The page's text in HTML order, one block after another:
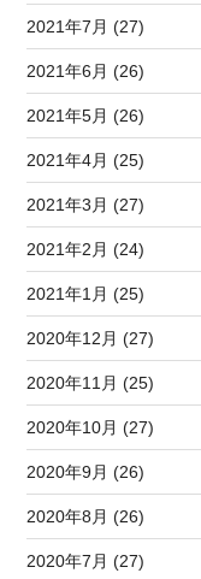
2021年7月 (27)
2021年6月 (26)
2021年5月 (26)
2021年4月 (25)
2021年3月 (27)
2021年2月 (24)
2021年1月 (25)
2020年12月 (27)
2020年11月 (25)
2020年10月 (27)
2020年9月 (26)
2020年8月 (26)
2020年7月 (27)